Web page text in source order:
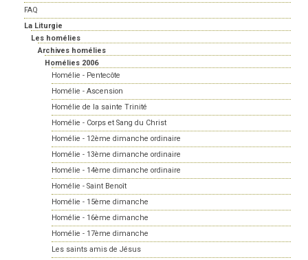
FAQ
La Liturgie
Les homélies
Archives homélies
Homélies 2006
Homélie - Pentecôte
Homélie - Ascension
Homélie de la sainte Trinité
Homélie - Corps et Sang du Christ
Homélie - 12ème dimanche ordinaire
Homélie - 13ème dimanche ordinaire
Homélie - 14ème dimanche ordinaire
Homélie - Saint Benoît
Homélie - 15ème dimanche
Homélie - 16ème dimanche
Homélie - 17ème dimanche
Les saints amis de Jésus